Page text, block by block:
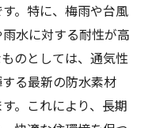
。特に、梅雨や台風
水に対する耐性が高
のとしては、通気性
る最新の防水素材
。これにより、長期